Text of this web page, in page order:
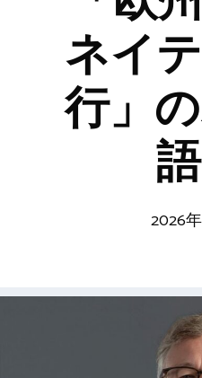
ネイ
行」
2026